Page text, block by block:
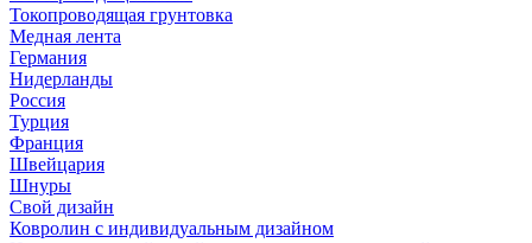
Токопроводящая грунтовка
Медная лента
Германия
Нидерланды
Россия
Турция
Франция
Швейцария
Шнуры
Свой дизайн
Ковролин с индивидуальным дизайном